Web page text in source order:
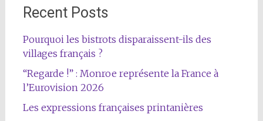
Recent Posts
Pourquoi les bistrots disparaissent-ils des
villages français ?
“Regarde !” : Monroe représente la France à
l’Eurovision 2026
Les expressions françaises printanières